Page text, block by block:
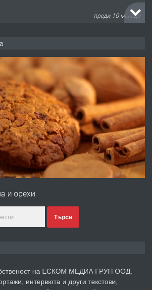
преди 10 месеца
преди 1 година
Работа за общи работници
преди 1 година
Първи поход "По стъпките на Ангел
преди 1 година
и орехи
Търси
на ЕСКОМ МЕДИА ГРУП ООД.
интервюта и други текстови,